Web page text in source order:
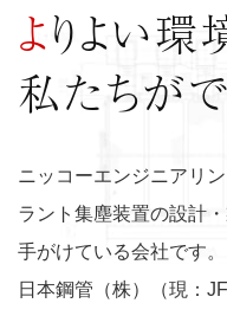
よりよい
私たちがで
ニッコーエンジニアリ
ラント集塵装置の設計
手がけている会社です。
日本鋼管（株）（現：